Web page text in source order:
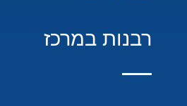
רבנות במרכז